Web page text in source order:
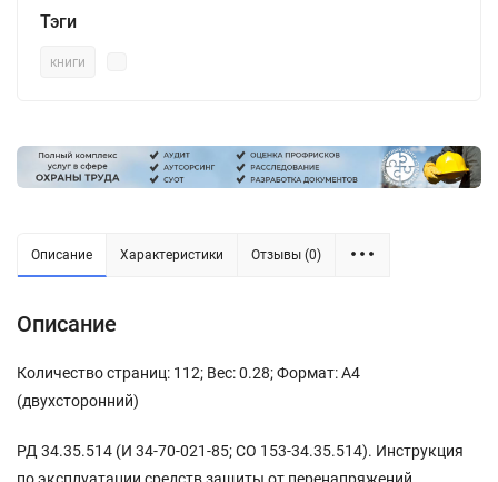
Тэги
книги
Описание Характеристики Отзывы (0)
Описание
Количество страниц: 112; Вес: 0.28; Формат: А4
(двухсторонний)
РД 34.35.514 (И 34-70-021-85; СО 153-34.35.514). Инструкция
по эксплуатации средств защиты от перенапряжений.